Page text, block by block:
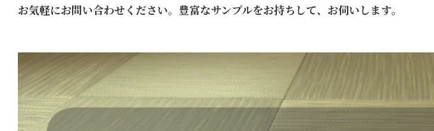
お気軽にお問い合わせください。豊富なサンプルをお持ちして、お伺いします。